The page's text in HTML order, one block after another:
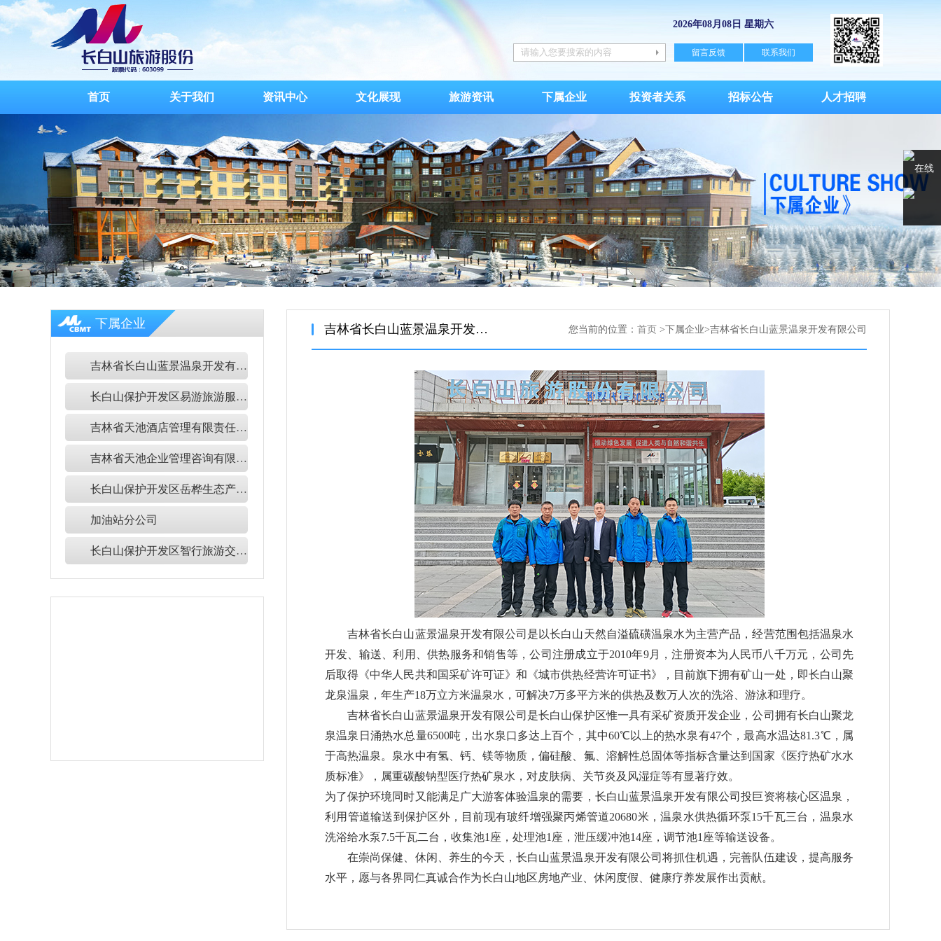
2026年08月08日 星期六
留言反馈 联系我们
首页 关于我们 资讯中心 文化展现 旅游资讯 下属企业 投资者关系 招标公告 人才招聘
下属企业
吉林省长白山蓝景温泉开发有限公司
长白山保护开发区易游旅游服务有限公司
吉林省天池酒店管理有限责任公司
吉林省天池企业管理咨询有限公司
长白山保护开发区岳桦生态产品有限公司
加油站分公司
长白山保护开发区智行旅游交通服务有限公司
您当前的位置： 首页 >下属企业>吉林省长白山蓝景温泉开发有限公司
吉林省长白山蓝景温泉开发有限公司
吉林省长白山蓝景温泉开发有限公司是以长白山天然自溢硫磺温泉水为主营产品，经营范围包括温泉水
开发、输送、利用、供热服务和销售等，公司注册成立于2010年9月，注册资本为人民币八千万元，公司先
后取得《中华人民共和国采矿许可证》和《城市供热经营许可证书》，目前旗下拥有矿山一处，即长白山聚
龙泉温泉，年生产18万立方米温泉水，可解决7万多平方米的供热及数万人次的洗浴、游泳和理疗。
吉林省长白山蓝景温泉开发有限公司是长白山保护区惟一具有采矿资质开发企业，公司拥有长白山聚龙
泉温泉日涌热水总量6500吨，出水泉口多达上百个，其中60℃以上的热水泉有47个，最高水温达81.3℃，属
于高热温泉。泉水中有氢、钙、镁等物质，偏硅酸、氟、溶解性总固体等指标含量达到国家《医疗热矿水水
质标准》，属重碳酸钠型医疗热矿泉水，对皮肤病、关节炎及风湿症等有显著疗效。
为了保护环境同时又能满足广大游客体验温泉的需要，长白山蓝景温泉开发有限公司投巨资将核心区温泉，
利用管道输送到保护区外，目前现有玻纤增强聚丙烯管道20680米，温泉水供热循环泵15千瓦三台，温泉水
洗浴给水泵7.5千瓦二台，收集池1座，处理池1座，泄压缓冲池14座，调节池1座等输送设备。
在崇尚保健、休闲、养生的今天，长白山蓝景温泉开发有限公司将抓住机遇，完善队伍建设，提高服务
水平，愿与各界同仁真诚合作为长白山地区房地产业、休闲度假、健康疗养发展作出贡献。
在线